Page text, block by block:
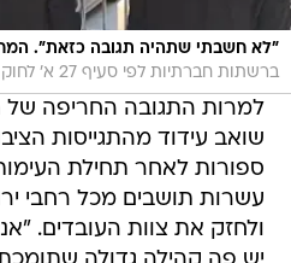
"לא חשבתי שתהיה תגובה כזאת".
ברשתות חברתיות לפי סעיף 27 א' לחוק זכויות יוצרים
למרות התגובה החריפה של
שואב עידוד מהתגייסות
ספורות לאחר תחילת
עשרות תושבים מכל רחבי
ולחזק את צוות העובדים.